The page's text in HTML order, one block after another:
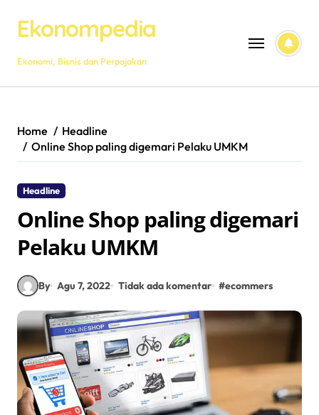
contentEkonompedia
Ekonomi, Bisnis dan Perpajakan
Home
Headline
Online Shop paling digemari Pelaku UMKM
Headline
Online Shop paling digemari
Pelaku UMKM
By Agu 7, 2022 Tidak ada komentar #ecommers